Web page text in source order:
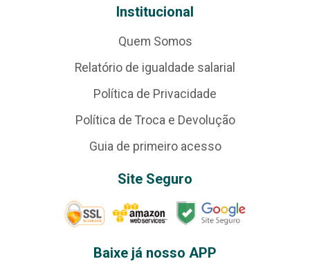
Institucional
Quem Somos
Relatório de igualdade salarial
Política de Privacidade
Política de Troca e Devolução
Guia de primeiro acesso
Site Seguro
Baixe já nosso APP